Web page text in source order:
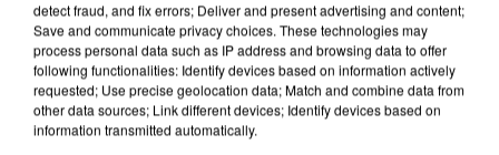
detect fraud, and fix errors; Deliver and present advertising and content;
Save and communicate privacy choices. These technologies may
process personal data such as IP address and browsing data to offer
following functionalities: Identify devices based on information actively
requested; Use precise geolocation data; Match and combine data from
other data sources; Link different devices; Identify devices based on
information transmitted automatically.